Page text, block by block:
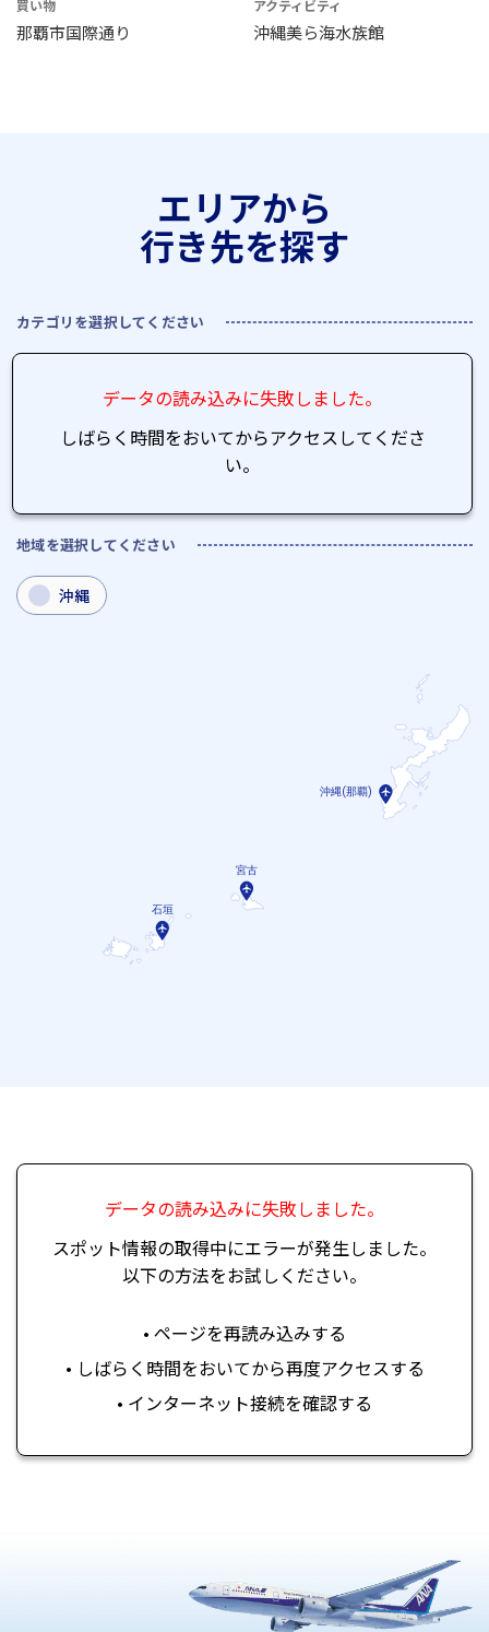
買い物
那覇市国際通り
アクティビティ
沖縄美ら海水族館
エリアから
行き先を探す
カテゴリを選択してください
データの読み込みに失敗しました。
しばらく時間をおいてからアクセスしてくださ
い。
地域を選択してください
沖縄
石垣
宮古
沖縄(那覇)
データの読み込みに失敗しました。
スポット情報の取得中にエラーが発生しました。
以下の方法をお試しください。
• ページを再読み込みする
• しばらく時間をおいてから再度アクセスする
• インターネット接続を確認する